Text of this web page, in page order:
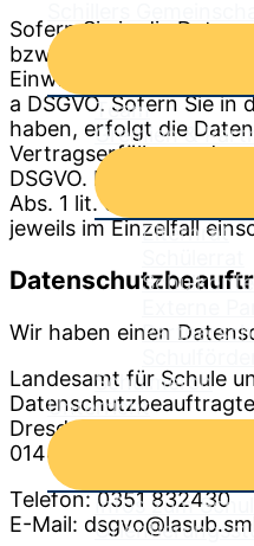
Team
Gremien &
Elternrat
Schulmerch
Unterricht
Infos zum
Sofern Sie in die
bzw. Art. 9 Abs. 2 lit. a
Einwilligung in die
a DSGVO. Sofern Sie
haben, erfolgt die
Vertragserfüllung oder
DSGVO. Des Weiteren
Abs. 1 lit. c DSGVO.
jeweils im Einzelfall
Wir haben einen
Lan­des­amt für Schu­le
Dresd­ner Stra­ße 78c
01445 Rade­beul
Telefon: 0351 832430
E-Mail: